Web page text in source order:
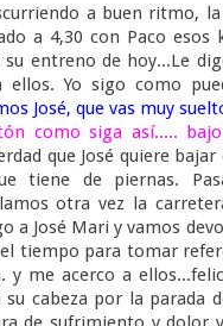
a buen ritmo,
a 4,30 con Paco esos
su entreno de hoy...Le
ellos. Yo sigo como
José, que vas muy
como siga así.....
que José quiere
tiene de piernas.
otra vez la
a José Mari y vamos
tiempo para tomar
y me acerco a
su cabeza por la